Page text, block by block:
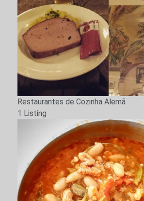
Restaurantes de Cozinha Alemã
1 Listing